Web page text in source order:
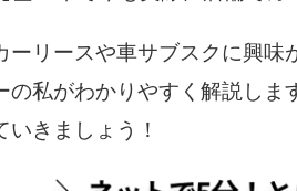
ーリースや車サブスクに興
の私がわかりやすく解説しま
いきましょう！